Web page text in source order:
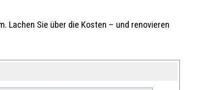
Lachen Sie über die Kosten – und renovieren